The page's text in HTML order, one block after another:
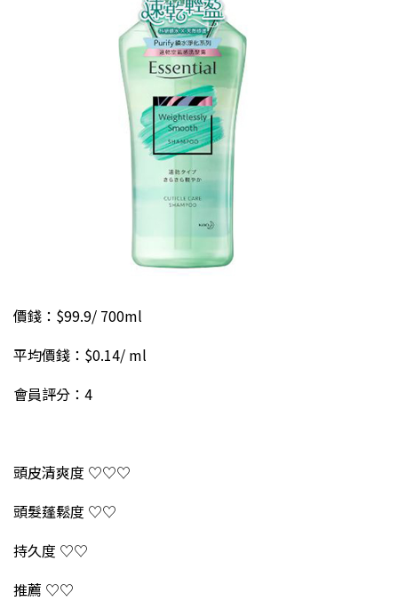
價錢：$99.9/ 700ml
平均價錢：$0.14/ ml
會員評分：4
頭皮清爽度 ♡♡♡
頭髮蓬鬆度 ♡♡
持久度 ♡♡
推薦 ♡♡